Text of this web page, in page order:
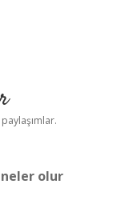
neler olur